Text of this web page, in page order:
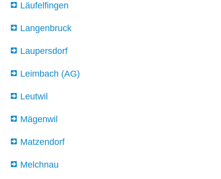
Läufelfingen
Langenbruck
Laupersdorf
Leimbach (AG)
Leutwil
Mägenwil
Matzendorf
Melchnau